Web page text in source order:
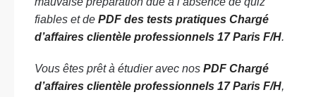
fiables et de PDF des tests pratiques Chargé
d’affaires clientèle professionnels 17 Paris F/H.
Vous êtes prêt à étudier avec nos PDF Chargé
d’affaires clientèle professionnels 17 Paris F/H,